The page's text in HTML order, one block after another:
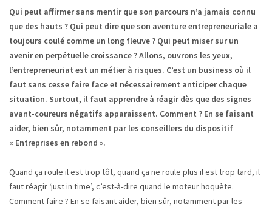
Qui peut affirmer sans mentir que son parcours n’a jamais connu
que des hauts ? Qui peut dire que son aventure entrepreneuriale a
toujours coulé comme un long fleuve ? Qui peut miser sur un
avenir en perpétuelle croissance ? Allons, ouvrons les yeux,
l’entrepreneuriat est un métier à risques. C’est un business où il
faut sans cesse faire face et nécessairement anticiper chaque
situation. Surtout, il faut apprendre à réagir dès que des signes
avant-coureurs négatifs apparaissent. Comment ? En se faisant
aider, bien sûr, notamment par les conseillers du dispositif
« Entreprises en rebond ».
Quand ça roule il est trop tôt, quand ça ne roule plus il est trop tard, il
faut réagir ‘just in time’, c’est-à-dire quand le moteur hoquète.
Comment faire ? En se faisant aider, bien sûr, notamment par les